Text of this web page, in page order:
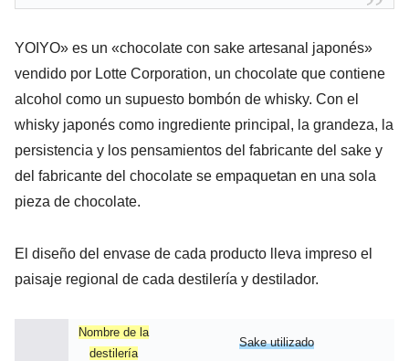
YOIYO» es un «chocolate con sake artesanal japonés»
vendido por Lotte Corporation, un chocolate que contiene
alcohol como un supuesto bombón de whisky. Con el
whisky japonés como ingrediente principal, la grandeza, la
persistencia y los pensamientos del fabricante del sake y
del fabricante del chocolate se empaquetan en una sola
pieza de chocolate.
El diseño del envase de cada producto lleva impreso el
paisaje regional de cada destilería y destilador.
Nombre de la
destilería
Sake utilizado